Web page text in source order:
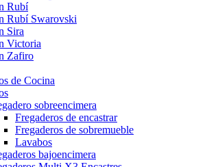
Rubí
Rubí Swarovski
Sira
Victoria
Zafiro
de Cocina
sobreencimera
Fregaderos de encastrar
Fregaderos de sobremueble
Lavabos
bajoencimera